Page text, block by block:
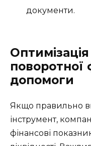
документи.
поворотної
допомоги
Якщо правильно
інструмент,
фінансові